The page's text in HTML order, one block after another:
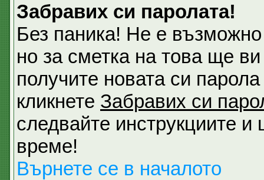
Забравих си паролата!
Без паника! Не е
но за сметка на това ще
получите новата си
кликнете Забравих си
следвайте инструкциите
време!
Върнете се в началото